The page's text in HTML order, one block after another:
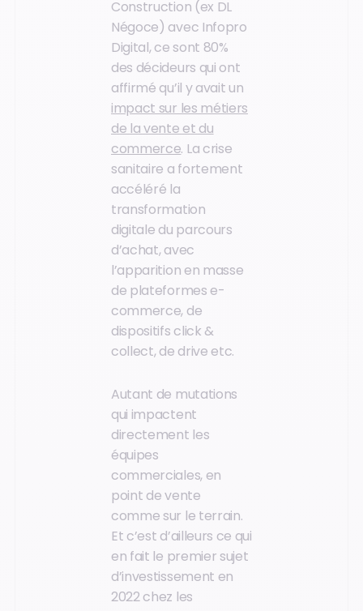
Construction (ex DL
Négoce) avec Infopro
Digital, ce sont 80%
des décideurs qui ont
affirmé qu’il y avait un
impact sur les métiers
de la vente et du
commerce. La crise
sanitaire a fortement
accéléré la
transformation
digitale du parcours
d’achat, avec
l’apparition en masse
de plateformes e-
commerce, de
dispositifs click &
collect, de drive etc.
Autant de mutations
qui impactent
directement les
équipes
commerciales, en
point de vente
comme sur le terrain.
Et c’est d’ailleurs ce qui
en fait le premier sujet
d’investissement en
2022 chez les